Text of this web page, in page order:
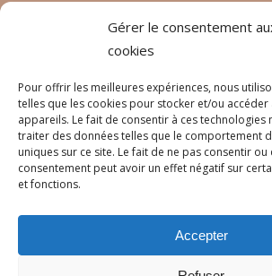
Gérer le consentement
cookies
Pour offrir les meilleures expériences, nous
telles que les cookies pour stocker et/ou
appareils. Le fait de consentir à ces technologies
traiter des données telles que le comportement
uniques sur ce site. Le fait de ne pas consentir
consentement peut avoir un effet négatif sur
et fonctions.
Accepter
Planète Enfants & Développement
LANGUAGES
Français